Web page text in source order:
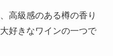
高級感のある樽の香り
好きなワインの一つで